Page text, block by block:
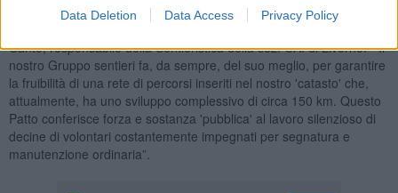
Data Deletion Data Access Privacy Policy
“Vorrei ringraziare tutti i soggetti istituzionali e coloro che in questi
Canto, responsabile della Sentieristica della sez. CAI di Livorno. - Il
nostro Gruppo sentieri fa, da sempre, del suo meglio, per garantire
la fruibilità di una rete di percorsi inseriti nel nostro 'catasto' che,
attualmente, ha uno sviluppo complessivo di circa 150 km. Questo
Patto conferisce forza e sostanza 'pubblica' al lavoro silenzioso di
decine di volontari costantemente impegnati per segnatura e
manutenzione ordinaria”.